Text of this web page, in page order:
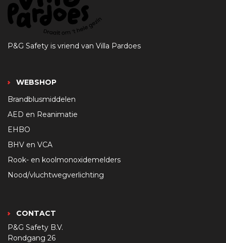
P&G Safety is vriend van Villa Pardoes
WEBSHOP
Brandblusmiddelen
AED en Reanimatie
EHBO
BHV en VCA
Rook- en koolmonoxidemelders
Nood/vluchtwegverlichting
CONTACT
P&G Safety B.V.
Rondgang 26